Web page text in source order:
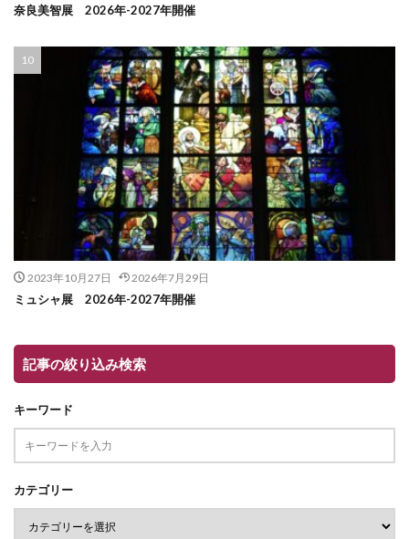
奈良美智展 2026年-2027年開催
2023年10月27日 2026年7月29日
ミュシャ展 2026年-2027年開催
記事の絞り込み検索
キーワード
カテゴリー